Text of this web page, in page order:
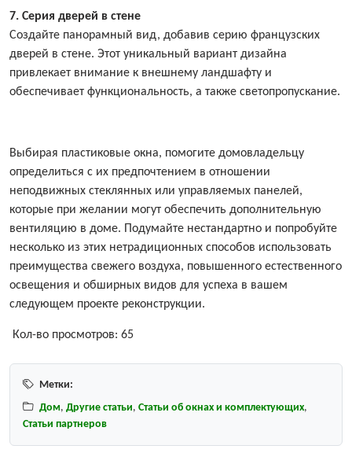
7. Серия дверей в стене
Создайте панорамный вид, добавив серию французских
дверей в стене. Этот уникальный вариант дизайна
привлекает внимание к внешнему ландшафту и
обеспечивает функциональность, а также светопропускание.
Выбирая пластиковые окна, помогите домовладельцу
определиться с их предпочтением в отношении
неподвижных стеклянных или управляемых панелей,
которые при желании могут обеспечить дополнительную
вентиляцию в доме. Подумайте нестандартно и попробуйте
несколько из этих нетрадиционных способов использовать
преимущества свежего воздуха, повышенного естественного
освещения и обширных видов для успеха в вашем
следующем проекте реконструкции.
Кол-во просмотров: 65
Метки:
Дом, Другие статьи, Статьи об окнах и комплектующих,
Статьи партнеров